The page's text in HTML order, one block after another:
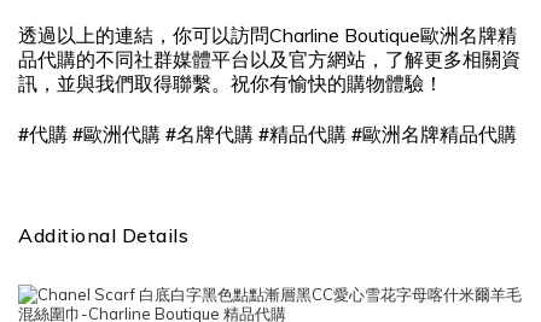
透過以上的連結，你可以訪問Charline Boutique歐洲名牌精
品代購的不同社群媒體平台以及官方網站，了解更多相關資
訊，並與我們取得聯繫。祝你有愉快的購物體驗！
#代購 #歐洲代購 #名牌代購 #精品代購 #歐洲名牌精品代購
Additional Details